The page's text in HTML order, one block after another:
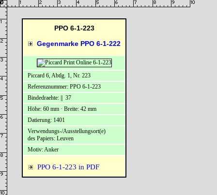
PPO 6-1-223
Gegenmarke PPO 6-1-222
PPO 6-1-223 in PDF
Piccard 6, Abtlg. 1, Nr. 223
Referenznummer: PPO 6-1-223
Bindedraehte: || 37
Höhe: 60 mm · Breite: 42 mm
Datierung: 1401
Verwendungs-/Ausstellungsort(e)
des Papiers: Leuven
Motiv: Anker